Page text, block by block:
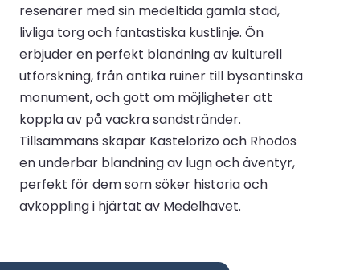
resenärer med sin medeltida gamla stad,
livliga torg och fantastiska kustlinje. Ön
erbjuder en perfekt blandning av kulturell
utforskning, från antika ruiner till bysantinska
monument, och gott om möjligheter att
koppla av på vackra sandstränder.
Tillsammans skapar Kastelorizo och Rhodos
en underbar blandning av lugn och äventyr,
perfekt för dem som söker historia och
avkoppling i hjärtat av Medelhavet.